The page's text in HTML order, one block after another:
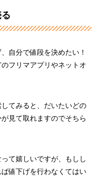
自分で値段を決めたい！
フリマアプリやネットオ
てみると、だいたいどの
見て取れますのでそちら
て嬉しいですが、もしし
値下げを行わなくてはい